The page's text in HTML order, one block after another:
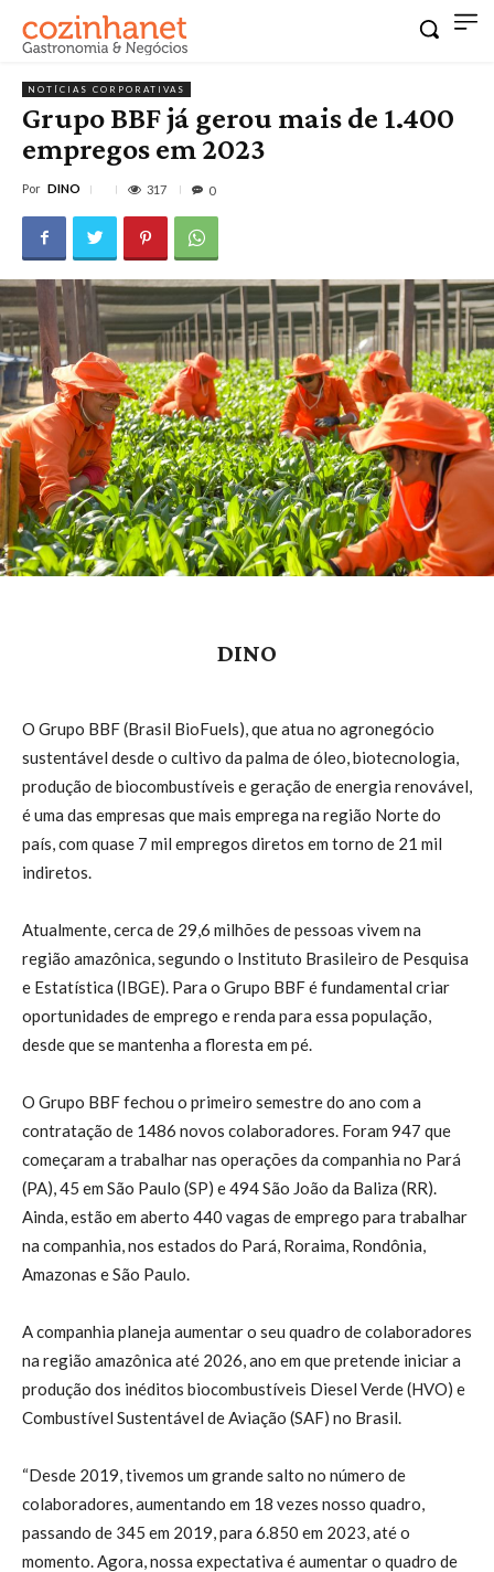
NOTÍCIAS CORPORATIVAS
Grupo BBF já gerou mais de 1.400
empregos em 2023
Por DINO 317 0
DINO
O Grupo BBF (Brasil BioFuels), que atua no agronegócio
sustentável desde o cultivo da palma de óleo, biotecnologia,
produção de biocombustíveis e geração de energia renovável,
é uma das empresas que mais emprega na região Norte do
país, com quase 7 mil empregos diretos em torno de 21 mil
indiretos.
Atualmente, cerca de 29,6 milhões de pessoas vivem na
região amazônica, segundo o Instituto Brasileiro de Pesquisa
e Estatística (IBGE). Para o Grupo BBF é fundamental criar
oportunidades de emprego e renda para essa população,
desde que se mantenha a floresta em pé.
O Grupo BBF fechou o primeiro semestre do ano com a
contratação de 1486 novos colaboradores. Foram 947 que
começaram a trabalhar nas operações da companhia no Pará
(PA), 45 em São Paulo (SP) e 494 São João da Baliza (RR).
Ainda, estão em aberto 440 vagas de emprego para trabalhar
na companhia, nos estados do Pará, Roraima, Rondônia,
Amazonas e São Paulo.
A companhia planeja aumentar o seu quadro de colaboradores
na região amazônica até 2026, ano em que pretende iniciar a
produção dos inéditos biocombustíveis Diesel Verde (HVO) e
Combustível Sustentável de Aviação (SAF) no Brasil.
“Desde 2019, tivemos um grande salto no número de
colaboradores, aumentando em 18 vezes nosso quadro,
passando de 345 em 2019, para 6.850 em 2023, até o
momento. Agora, nossa expectativa é aumentar o quadro de